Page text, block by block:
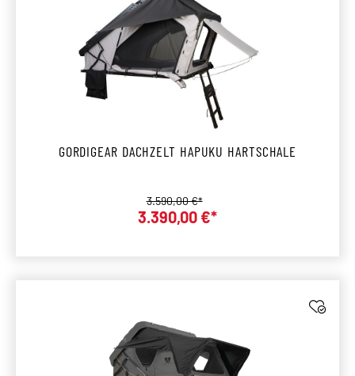
GORDIGEAR DACHZELT HAPUKU HARTSCHALE
Verkaufspreis:
3.390,00 €*
Regulärer Preis:
3.590,00 €*